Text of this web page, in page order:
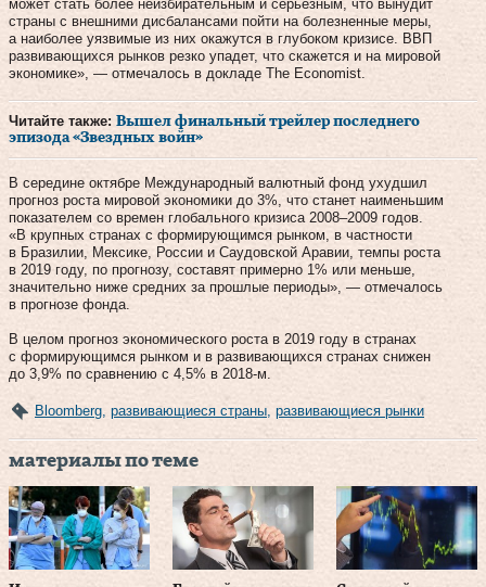
может стать более неизбирательным и серьезным, что вынудит
страны с внешними дисбалансами пойти на болезненные меры,
а наиболее уязвимые из них окажутся в глубоком кризисе. ВВП
развивающихся рынков резко упадет, что скажется и на мировой
экономике», — отмечалось в докладе The Economist.
Читайте также: Вышел финальный трейлер последнего
эпизода «Звездных войн»
В середине октябре Международный валютный фонд ухудшил
прогноз роста мировой экономики до 3%, что станет наименьшим
показателем со времен глобального кризиса 2008–2009 годов.
«В крупных странах с формирующимся рынком, в частности
в Бразилии, Мексике, России и Саудовской Аравии, темпы роста
в 2019 году, по прогнозу, составят примерно 1% или меньше,
значительно ниже средних за прошлые периоды», — отмечалось
в прогнозе фонда.
В целом прогноз экономического роста в 2019 году в странах
с формирующимся рынком и в развивающихся странах снижен
до 3,9% по сравнению с 4,5% в 2018-м.
Bloomberg развивающиеся страны развивающиеся рынки
материалы по теме